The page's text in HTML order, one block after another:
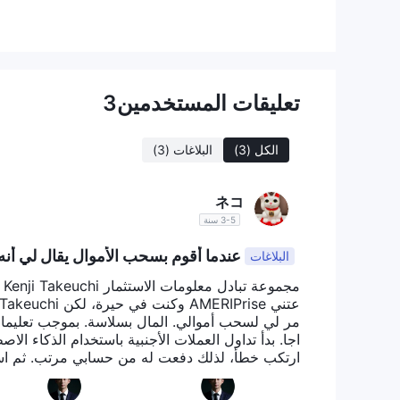
تعليمية، تقدم برنامجًا شاملاً لتمكين المتداولين من
0558555.
ومع ذلك، من المهم أن نلاحظ أن الوضع
المرتبطة قبل الشروع في أي أنشطة مالية مع Raymond James Financial.
وجود رسوم لفتح حساب فوركس، مما يتوافق مع نهج صديق
جوائز وسهلة الاستخدام، مما يلبي احتياجات المتداولين
المصممة لتمكين المتداولين من معرفة سوق الفوركس.
ومع ذلك، من المهم أن تكون حذرًا بشأن بعض الاعتبارات.
المحتملين لتقييم المخاطر المرتبطة بعناية. قد يشكل
تعليقات المستخدمين3
الكل (3) البلاغات (3)
ネコ
3-5 سنة
البلاغات
ذكرونني باستمرار، لكن المجموعة اختفت.
اجا. بدأ تداول العملات الأجنبية باستخدام الذكاء
وفمبر، كان المبلغ